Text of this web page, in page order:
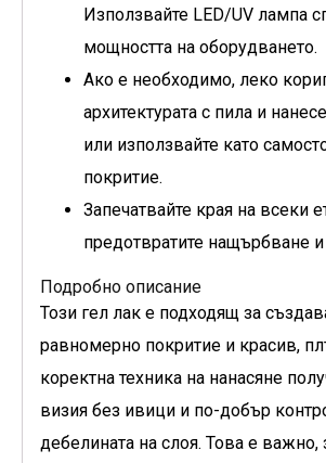
Използвайте LED/UV лампа
мощността на оборудването.
Ако е необходимо, леко
архитектурата с пила и
или използвайте като
покритие.
Запечатвайте края на всеки
предотвратите нащърбване и
Подробно описание
Този гел лак е подходящ за
равномерно покритие и красив,
коректна техника на нанасяне
визия без ивици и по-добър
дебелината на слоя. Това е важно,